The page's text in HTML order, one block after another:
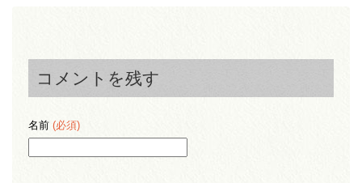
コメントを残す
名前 (必須)